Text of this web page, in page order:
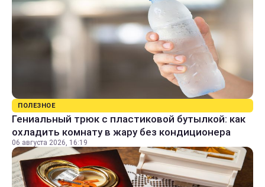
ПОЛЕЗНОЕ
Гениальный трюк с пластиковой бутылкой: как
охладить комнату в жару без кондиционера
06 августа 2026, 16:19